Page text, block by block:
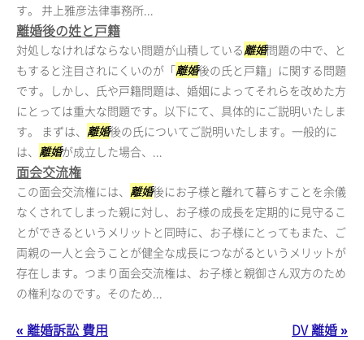
す。 井上雅彦法律事務所...
離婚後の姓と戸籍
対処しなければならない問題が山積している離婚問題の中で、と
もすると注目されにくいのが「離婚後の氏と戸籍」に関する問題
です。しかし、氏や戸籍問題は、婚姻によってそれらを改めた方
にとっては重大な問題です。以下にて、具体的にご説明いたしま
す。 まずは、 離婚後の氏についてご説明いたします。一般的に
は、 離婚が成立した場合、...
面会交流権
この面会交流権には、 離婚後にお子様と離れて暮らすことを余儀
なくされてしまった親に対し、お子様の成長を定期的に見守るこ
とができるというメリットと同時に、お子様にとってもまた、ご
両親の一人と会うことが健全な成長につながるというメリットが
存在します。つまり面会交流権は、お子様と親御さん双方のため
の権利なのです。そのため...
« 離婚訴訟 費用 DV 離婚 »